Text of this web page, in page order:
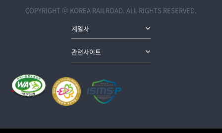
COPYRIGHT ⓒ KOREA RAILROAD. ALL RIGHTS RESERVED.
계열사
관련사이트